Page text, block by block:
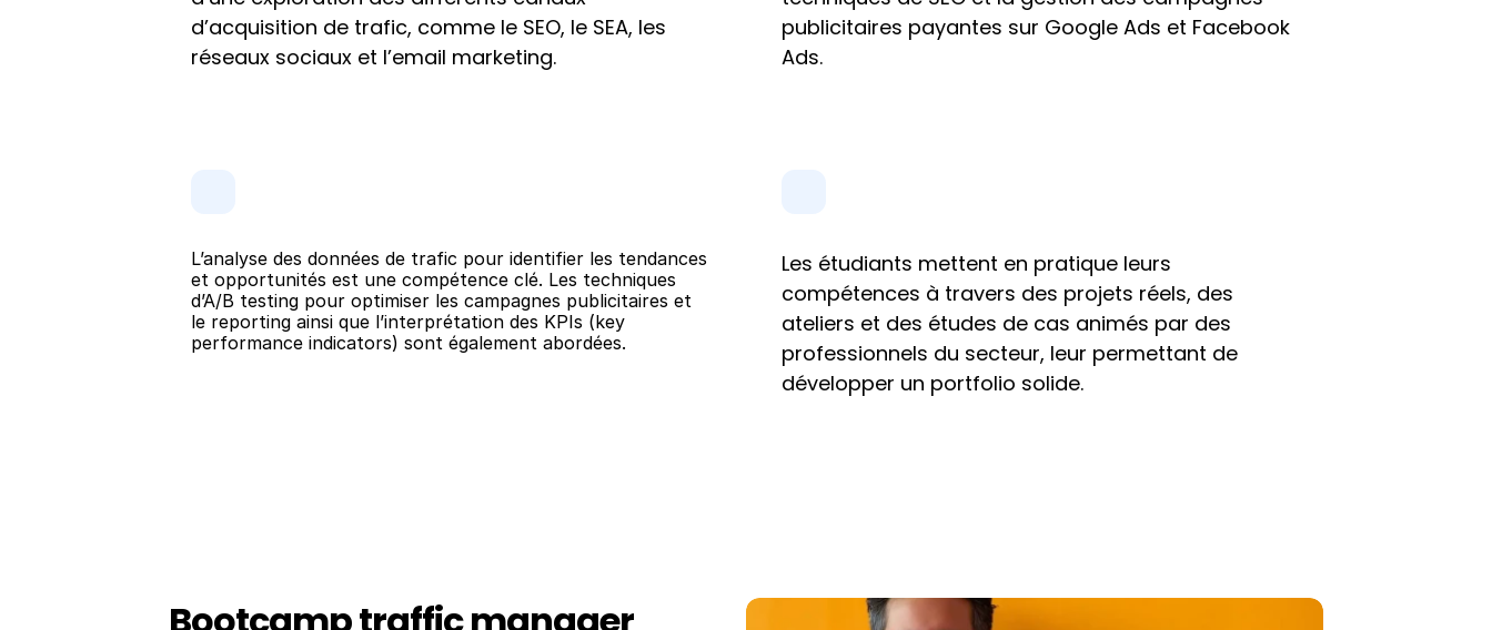
d’acquisition de trafic, comme le SEO, le SEA, les
réseaux sociaux et l’email marketing.
publicitaires payantes sur Google Ads et Facebook
Ads.
L’analyse des données de trafic pour identifier les tendances
et opportunités est une compétence clé. Les techniques
d’A/B testing pour optimiser les campagnes publicitaires et
le reporting ainsi que l’interprétation des KPIs (key
performance indicators) sont également abordées.
Les étudiants mettent en pratique leurs
compétences à travers des projets réels, des
ateliers et des études de cas animés par des
professionnels du secteur, leur permettant de
développer un portfolio solide.